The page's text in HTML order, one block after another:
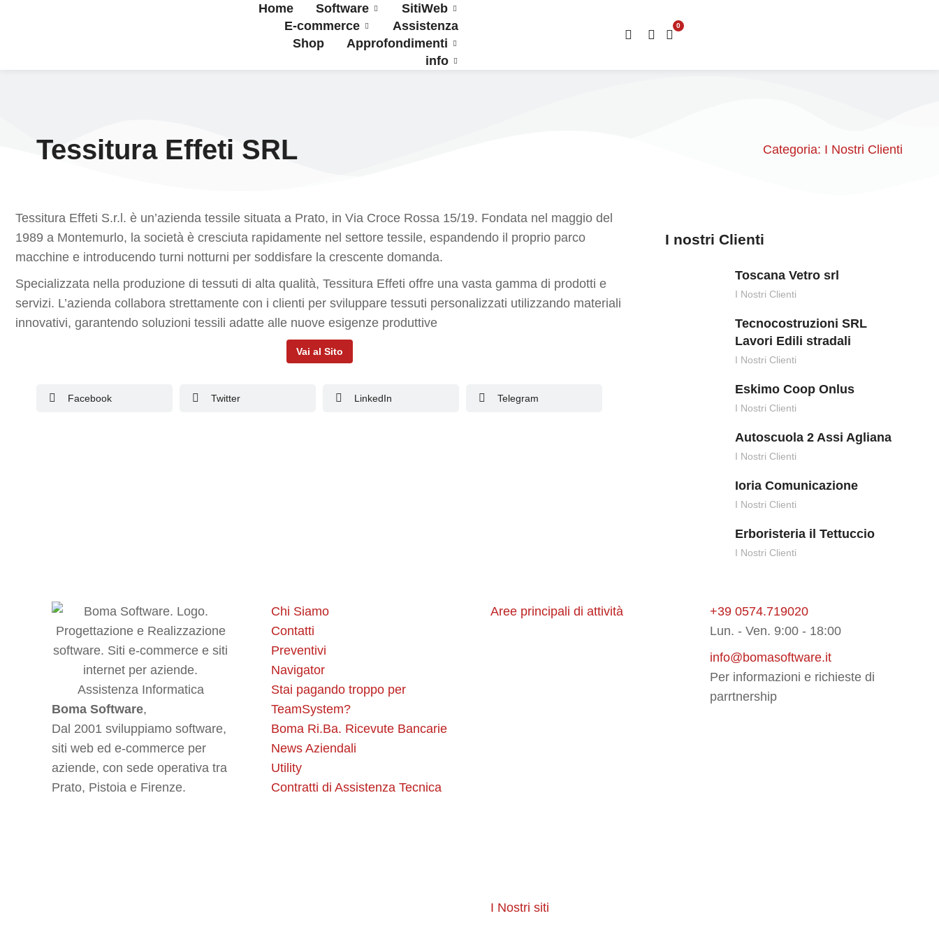
Home Software
SitiWeb
E-commerce
Assistenza
Shop
Approfondimenti
info
0
Tessitura Effeti SRL Categoria: I Nostri Clienti
Tessitura Effeti S.r.l. è un’azienda tessile situata a Prato, in Via Croce Rossa 15/19. Fondata nel maggio del
1989 a Montemurlo, la società è cresciuta rapidamente nel settore tessile, espandendo il proprio parco
macchine e introducendo turni notturni per soddisfare la crescente domanda.
Specializzata nella produzione di tessuti di alta qualità, Tessitura Effeti offre una vasta gamma di prodotti e
servizi. L’azienda collabora strettamente con i clienti per sviluppare tessuti personalizzati utilizzando materiali
innovativi, garantendo soluzioni tessili adatte alle nuove esigenze produttive​
Vai al Sito
Facebook Twitter LinkedIn Telegram
I nostri Clienti
Toscana Vetro srl
I Nostri Clienti
Tecnocostruzioni SRL
Lavori Edili stradali
I Nostri Clienti
Eskimo Coop Onlus
I Nostri Clienti
Autoscuola 2 Assi Agliana
I Nostri Clienti
Ioria Comunicazione
I Nostri Clienti
Erboristeria il Tettuccio
I Nostri Clienti
Boma Software,
Dal 2001 sviluppiamo software,
siti web ed e-commerce per
aziende, con sede operativa tra
Prato, Pistoia e Firenze.
Chi Siamo
Contatti
Preventivi
Navigator
Stai pagando troppo per
TeamSystem?
Boma Ri.Ba. Ricevute Bancarie
News Aziendali
Utility
Contratti di Assistenza Tecnica
Aree principali di attività
I Nostri siti
+39 0574.719020
Lun. - Ven. 9:00 - 18:00
info@bomasoftware.it
Per informazioni e richieste di
parrtnership